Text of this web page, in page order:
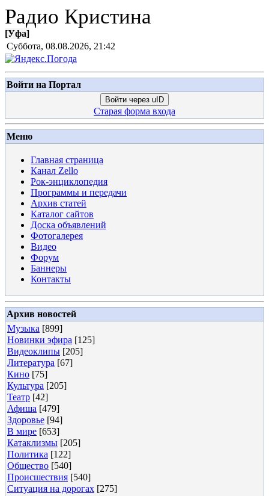
Радио Кристина
[Уфа]
Суббота, 08.08.2026, 21:42
Войти на Портал
Войти через uID
Старая форма входа
Меню
Главная страница
Канал Zello
Рок-энциклопедия
Программы и передачи
Архив статей
Каталог сайтов
Доска объявлений
Фотогалерея
Видео
Форум
Баннеры
Контакты
Архив новостей
Музыка [899]
Новинки эфира [125]
Видеоклипы [205]
Литература [67]
Кино [75]
Культура [205]
Театр [42]
Афиша [479]
Здоровье [94]
В мире [653]
Катаклизмы [205]
Политика [122]
Общество [540]
Происшествия [540]
Ситуация на дорогах [275]